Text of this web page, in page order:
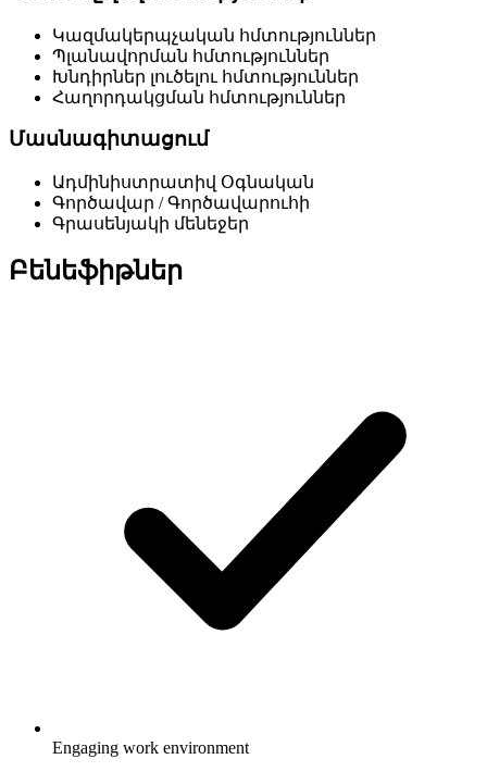
Կազմակերպչական հմտություններ
Պլանավորման հմտություններ
Խնդիրներ լուծելու հմտություններ
Հաղորդակցման հմտություններ
Մասնագիտացում
Ադմինիստրատիվ Օգնական
Գործավար / Գործավարուհի
Գրասենյակի մենեջեր
Բենեֆիթներ
Engaging work environment